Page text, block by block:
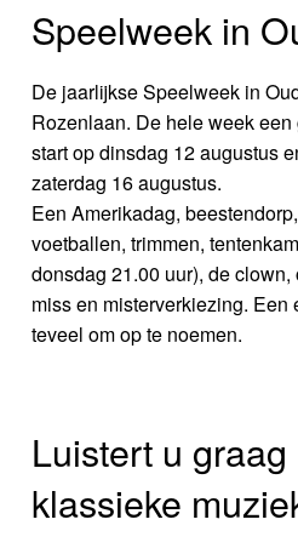
Speelweek in
De jaarlijkse Speelweek in
Rozenlaan. De hele week
start op dinsdag 12 augustus
zaterdag 16 augustus.
Een Amerikadag,
voetballen, trimmen,
donsdag 21.00 uur), de
miss en misterverkiezing. Een
teveel om op te noemen.
Luistert u
klassieke